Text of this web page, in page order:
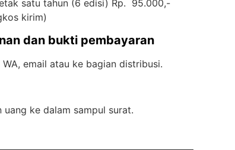
satu tahun (6 edisi) Rp. 95.000,-
kirim)
dan bukti pembayaran
email atau ke bagian distribusi.
uang ke dalam sampul surat.